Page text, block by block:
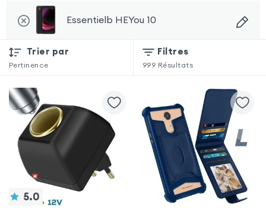
Essentielb HEYou 10
Trier par
Pertinence
Filtres
999 Résultats
5.0